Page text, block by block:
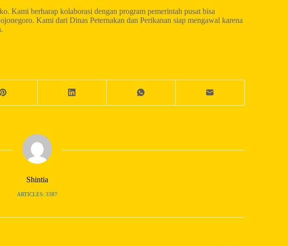
Kami berharap kolaborasi dengan program pemerintah pusat bisa
Kami dari Dinas Peternakan dan Perikanan siap mengawal karena
Shintia
ARTICLES: 3387